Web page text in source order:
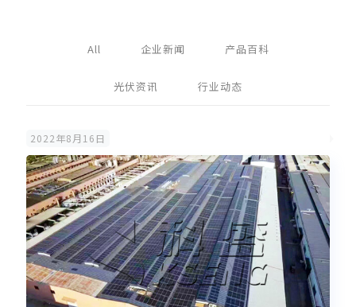
All 企业新闻 产品百科
光伏资讯 行业动态
2022年8月16日